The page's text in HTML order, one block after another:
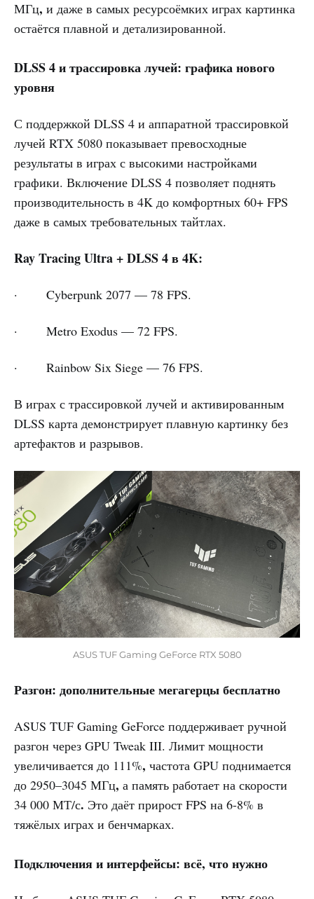
МГц, и даже в самых ресурсоёмких играх картинка
остаётся плавной и детализированной.
DLSS 4 и трассировка лучей: графика нового
уровня
С поддержкой DLSS 4 и аппаратной трассировкой
лучей RTX 5080 показывает превосходные
результаты в играх с высокими настройками
графики. Включение DLSS 4 позволяет поднять
производительность в 4K до комфортных 60+ FPS
даже в самых требовательных тайтлах.
Ray Tracing Ultra + DLSS 4 в 4K:
· Cyberpunk 2077 — 78 FPS.
· Metro Exodus — 72 FPS.
· Rainbow Six Siege — 76 FPS.
В играх с трассировкой лучей и активированным
DLSS карта демонстрирует плавную картинку без
артефактов и разрывов.
ASUS TUF Gaming GeForce RTX 5080
Разгон: дополнительные мегагерцы бесплатно
ASUS TUF Gaming GeForce поддерживает ручной
разгон через GPU Tweak III. Лимит мощности
увеличивается до 111%, частота GPU поднимается
до 2950–3045 МГц, а память работает на скорости
34 000 МТ/с. Это даёт прирост FPS на 6-8% в
тяжёлых играх и бенчмарках.
Подключения и интерфейсы: всё, что нужно